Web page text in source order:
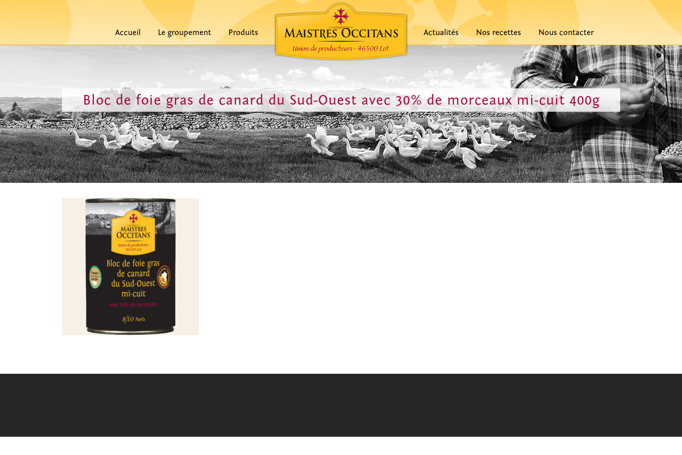
Accueil Le groupement Produits Actualités Nos recettes Nous contacter
Bloc de foie gras de canard du Sud-Ouest avec 30% de morceaux mi-cuit 400g